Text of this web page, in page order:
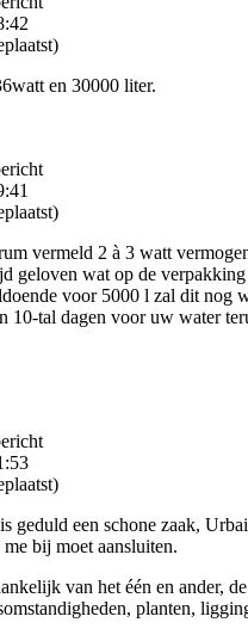
en 30000 liter.
vermeld 2 à 3 watt
geloven wat op de
voor 5000 l zal dit nog
10-tal dagen voor uw water
geduld een schone zaak,
bij moet aansluiten.
van het één en ander,
planten,